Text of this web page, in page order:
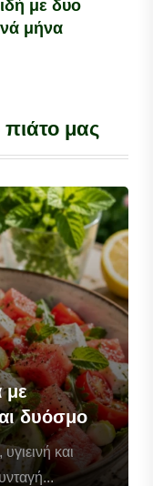
με δυο
μήνα
μας
με
δυόσμο
και